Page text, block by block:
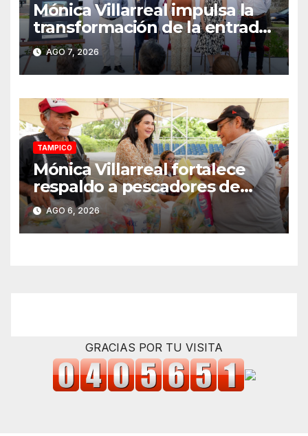
Mónica Villarreal impulsa la
transformación de la entrada
al Centro Histórico de
Tampico
AGO 7, 2026
TAMPICO
Mónica Villarreal fortalece
respaldo a pescadores de
Tampico durante temporada
de veda
AGO 6, 2026
GRACIAS POR TU VISITA